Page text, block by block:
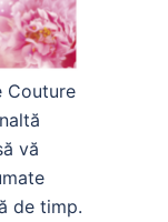
Couture
vă
de timp.